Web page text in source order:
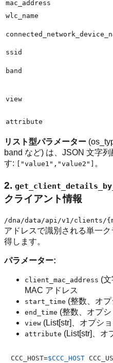
mac_address
wlc_name
ssid
band
view
attribute
リスト型パラメーター
band など) は、JSON 文字
す:
["value1","value2"] 。
2.
クライアント情報
/dna/data/api/v1/clients/
アドレスで識別される単一
得します。
パラメーター:
client_mac_address (文
MAC アドレス
start_time (整数、オ
end_time (整数、オプ
view (List[str]、オプシ
attribute (List[str]、オ
CCC_HOST=$CCC_HOST